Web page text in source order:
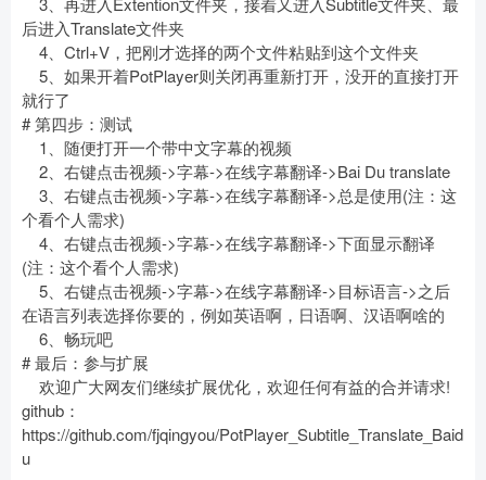
后进入Translate文件夹
4、Ctrl+V，把刚才选择的两个文件粘贴到这个文件夹
5、如果开着PotPlayer则关闭再重新打开，没开的直接打开
就行了
# 第四步：测试
1、随便打开一个带中文字幕的视频
2、右键点击视频->字幕->在线字幕翻译->Bai Du translate
3、右键点击视频->字幕->在线字幕翻译->总是使用(注：这
个看个人需求)
4、右键点击视频->字幕->在线字幕翻译->下面显示翻译
(注：这个看个人需求)
5、右键点击视频->字幕->在线字幕翻译->目标语言->之后
在语言列表选择你要的，例如英语啊，日语啊、汉语啊啥的
6、畅玩吧
# 最后：参与扩展
欢迎广大网友们继续扩展优化，欢迎任何有益的合并请求!
github：
https://github.com/fjqingyou/PotPlayer_Subtitle_Translate_Baid
u